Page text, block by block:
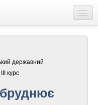
державний
курс